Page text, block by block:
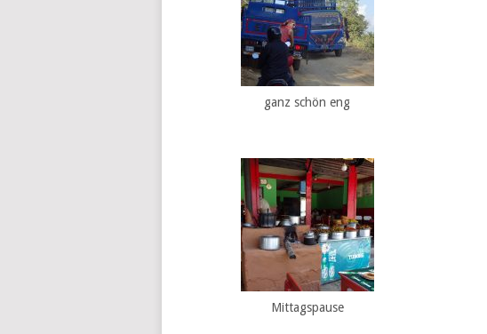
ganz schön eng
Mittagspause